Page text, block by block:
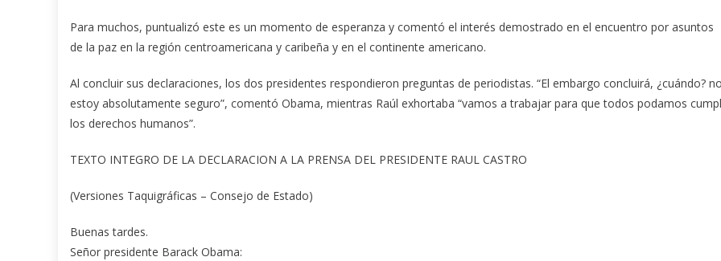
Para muchos, puntualizó este es un momento de esperanza y comentó el interés demostrado en el encuentro por asuntos
de la paz en la región centroamericana y caribeña y en el continente americano.
Al concluir sus declaraciones, los dos presidentes respondieron preguntas de periodistas. “El embargo concluirá, ¿cuándo? no
estoy absolutamente seguro”, comentó Obama, mientras Raúl exhortaba “vamos a trabajar para que todos podamos
los derechos humanos”.
TEXTO INTEGRO DE LA DECLARACION A LA PRENSA DEL PRESIDENTE RAUL CASTRO
(Versiones Taquigráficas – Consejo de Estado)
Buenas tardes.
Señor presidente Barack Obama: